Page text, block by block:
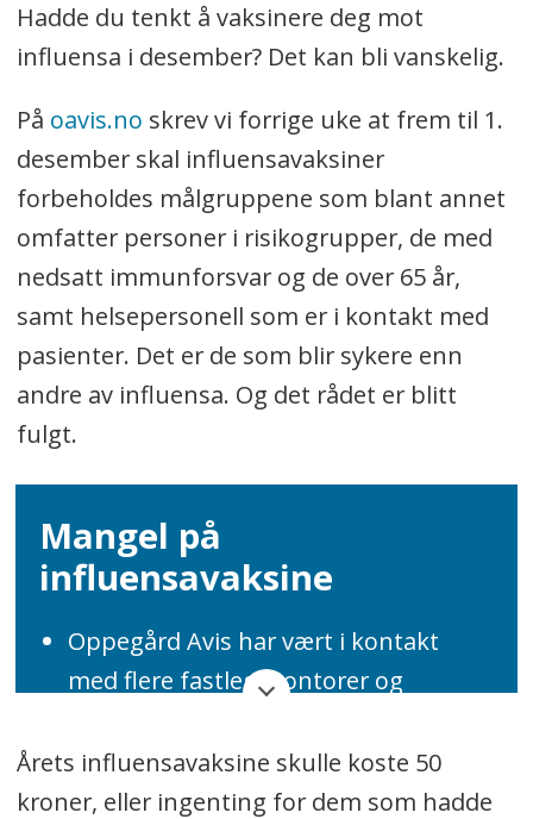
Hadde du tenkt å vaksinere deg mot
influensa i desember? Det kan bli vanskelig.
På oavis.no skrev vi forrige uke at frem til 1.
desember skal influensavaksiner
forbeholdes målgruppene som blant annet
omfatter personer i risikogrupper, de med
nedsatt immunforsvar og de over 65 år,
samt helsepersonell som er i kontakt med
pasienter. Det er de som blir sykere enn
andre av influensa. Og det rådet er blitt
fulgt.
Mangel på
influensavaksine
Oppegård Avis har vært i kontakt
med flere fastlegekontorer og
at Helsedirektoratet har gitt en faglig
anbefaling om at leger og
Årets influensavaksine skulle koste 50
kroner, eller ingenting for dem som hadde